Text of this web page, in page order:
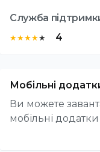
Служба
★
★
★
★
★ 4
Мобільні
Ви можете
мобільні